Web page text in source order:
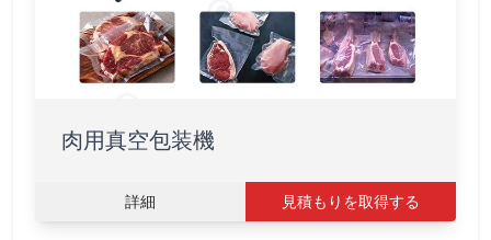
肉用真空包装機
詳細 見積もりを取得する